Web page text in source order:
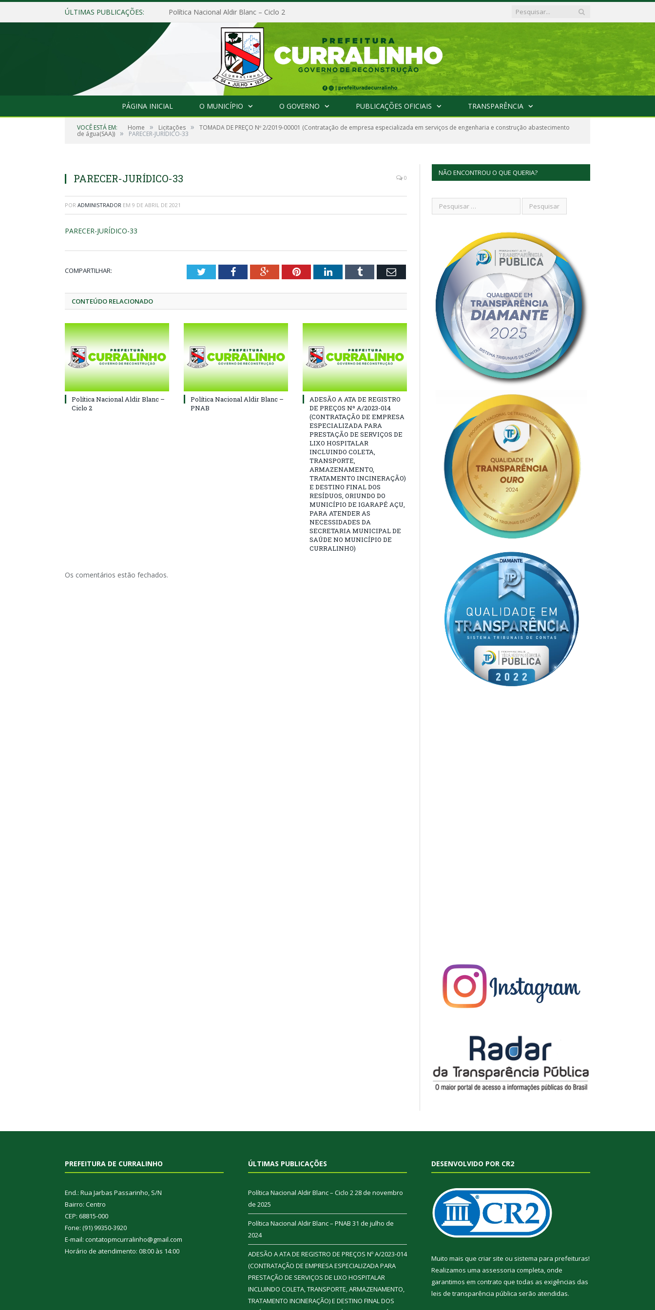
ÚLTIMAS PUBLICAÇÕES: Política Nacional Aldir Blanc – Ciclo 2
PÁGINA INICIAL O MUNICÍPIO O GOVERNO PUBLICAÇÕES OFICIAIS TRANSPARÊNCIA
VOCÊ ESTÁ EM: Home » Licitações » TOMADA DE PREÇO Nº 2/2019-00001 (Contratação de empresa especializada em serviços de engenharia e construção abastecimento
de água(SAA)) » PARECER-JURÍDICO-33
PARECER-JURÍDICO-33 0
POR ADMINISTRADOR EM 9 DE ABRIL DE 2021
PARECER-JURÍDICO-33
COMPARTILHAR: TwitterFacebookGoogle+PinterestLinkedInTumblr Email
CONTEÚDO RELACIONADO
Política Nacional Aldir Blanc –
Ciclo 2
Política Nacional Aldir Blanc –
PNAB
ADESÃO A ATA DE REGISTRO
DE PREÇOS Nº A/2023-014
(CONTRATAÇÃO DE EMPRESA
ESPECIALIZADA PARA
PRESTAÇÃO DE SERVIÇOS DE
LIXO HOSPITALAR
INCLUINDO COLETA,
TRANSPORTE,
ARMAZENAMENTO,
TRATAMENTO INCINERAÇÃO)
E DESTINO FINAL DOS
RESÍDUOS, ORIUNDO DO
MUNICÍPIO DE IGARAPÉ AÇU,
PARA ATENDER AS
NECESSIDADES DA
SECRETARIA MUNICIPAL DE
SAÚDE NO MUNICÍPIO DE
CURRALINHO)
Os comentários estão fechados.
NÃO ENCONTROU O QUE QUERIA?
PREFEITURA DE CURRALINHO
End.: Rua Jarbas Passarinho, S/N
Bairro: Centro
CEP: 68815-000
Fone: (91) 99350-3920
E-mail: contatopmcurralinho@gmail.com
Horário de atendimento: 08:00 às 14:00
ÚLTIMAS PUBLICAÇÕES
Política Nacional Aldir Blanc – Ciclo 228 de novembro
de 2025
Política Nacional Aldir Blanc – PNAB 31 de julho de
2024
ADESÃO A ATA DE REGISTRO DE PREÇOS Nº A/2023-014
(CONTRATAÇÃO DE EMPRESA ESPECIALIZADA PARA
PRESTAÇÃO DE SERVIÇOS DE LIXO HOSPITALAR
INCLUINDO COLETA, TRANSPORTE, ARMAZENAMENTO,
TRATAMENTO INCINERAÇÃO) E DESTINO FINAL DOS
DESENVOLVIDO POR CR2
Muito mais que criar site ou sistema para prefeituras!
Realizamos uma assessoria completa, onde
garantimos em contrato que todas as exigências das
leis de transparência pública serão atendidas.